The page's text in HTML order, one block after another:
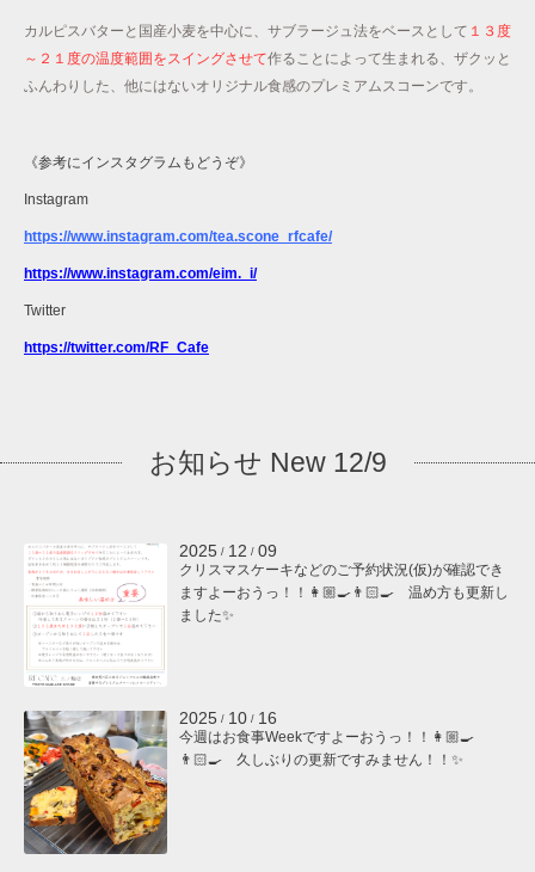
カルピスバターと国産小麦を中心に、サブラージュ法をベースとして １３度
～２１度の温度範囲をスイングさせて作ることによって生まれる、 ザクッと
ふんわりした、他にはないオリジナル食感のプレミアムスコーンです。
《参考にインスタグラムもどうぞ》
Instagram
https://www.instagram.com/tea.scone_rfcafe/
https://www.instagram.com/eim._i/
Twitter
https://twitter.com/RF_Cafe
お知らせ New 12/9
2025 / 12 / 09
クリスマスケーキなどのご予約状況(仮)が確認でき
ますよーおうっ！！👩🏼‍🍳👨🏻‍🍳 温め方も更新し
ました✨
2025 / 10 / 16
今週はお食事Weekですよーおうっ！！👩🏼‍🍳
👨🏻‍🍳 久しぶりの更新ですみません！！✨